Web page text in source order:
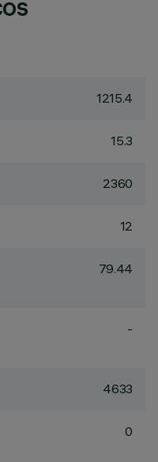
1215.4
15.3
2360
12
79.44
-
4633
0